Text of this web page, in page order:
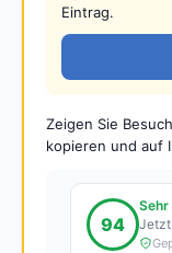
Eintrag.
Zeigen Sie
kopieren und auf